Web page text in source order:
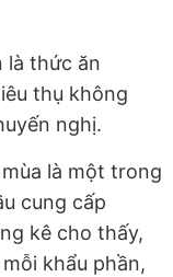
là thức ăn
thụ không
nghị.
là một trong
cung cấp
kê cho thấy,
khẩu phần,